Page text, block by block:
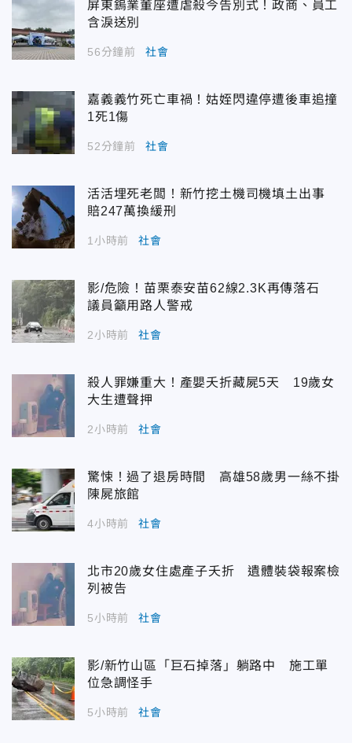
屏東鎢業董座遭虐殺今告別式！政商、員工
含淚送別
56分鐘前 社會
嘉義義竹死亡車禍！姑姪閃違停遭後車追撞
1死1傷
52分鐘前 社會
活活埋死老闆！新竹挖土機司機填土出事
賠247萬換緩刑
1小時前 社會
影/危險！苗栗泰安苗62線2.3K再傳落石
議員籲用路人警戒
2小時前 社會
殺人罪嫌重大！產嬰夭折藏屍5天 19歲女
大生遭聲押
2小時前 社會
驚悚！過了退房時間 高雄58歲男一絲不掛
陳屍旅館
4小時前 社會
北市20歲女住處產子夭折 遺體裝袋報案檢
列被告
5小時前 社會
影/新竹山區「巨石掉落」躺路中 施工單
位急調怪手
5小時前 社會